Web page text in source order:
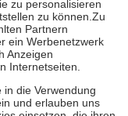
beträgt die
Euro je
eigene Gesundheit zu
zu unterstützen,
18. Lebensjahr